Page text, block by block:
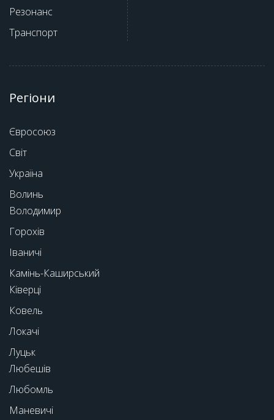
Резонанс
Транспорт
Регіони
Євросоюз
Світ
Україна
Волинь
Володимир
Горохів
Іваничі
Камінь-Каширський
Ківерці
Ковель
Локачі
Луцьк
Любешів
Любомль
Маневичі